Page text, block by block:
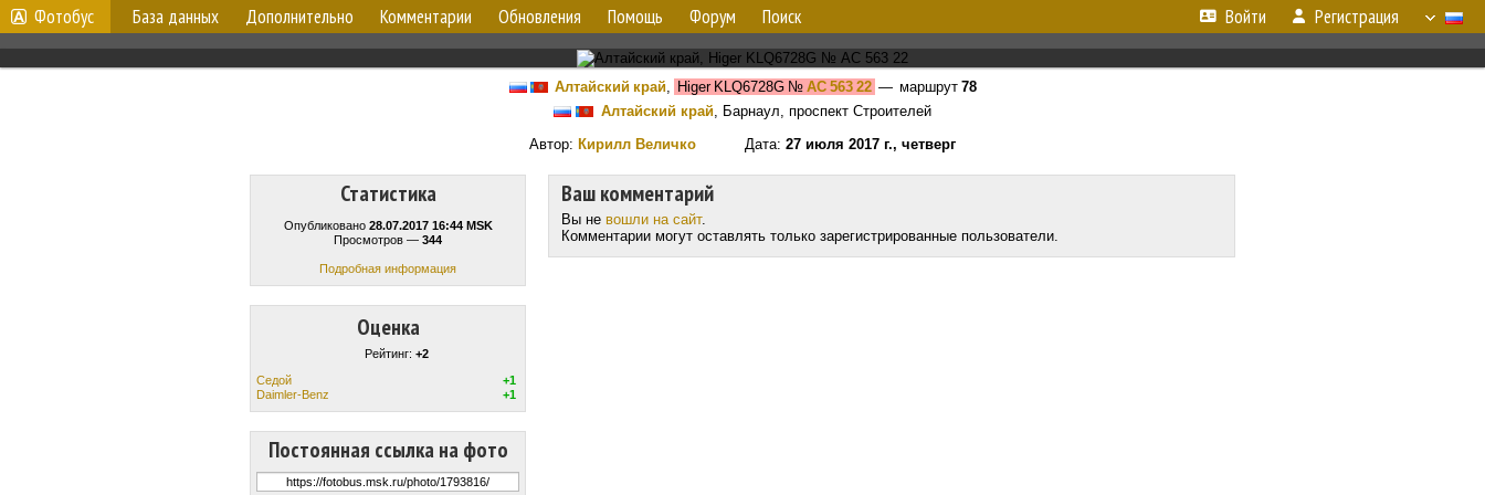
Фотобус База данных Дополнительно Комментарии Обновления Помощь Форум Поиск Войти Регистрация
Алтайский край, Higer KLQ6728G№ АС 563 22 — маршрут 78
Алтайский край, Барнаул, проспект Строителей
Автор: Кирилл Величко Дата: 27 июля 2017 г., четверг
Статистика
Опубликовано 28.07.2017 16:44 MSK
Просмотров — 344
Подробная информация
Оценка
Рейтинг: +2
Cедой
+1
Daimler-Benz
+1
Постоянная ссылка на фото
Ваш комментарий
Вы не вошли на сайт.
Комментарии могут оставлять только зарегистрированные пользователи.